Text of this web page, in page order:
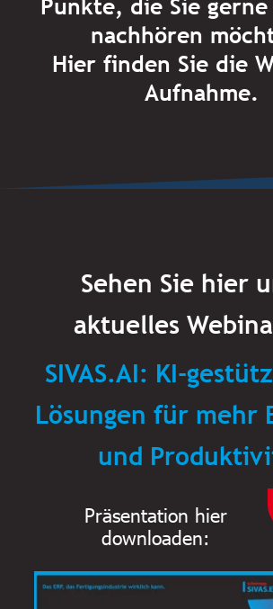
Punkte, die Sie
nachhören
Hier finden Sie die
Aufnahme.
Sehen Sie hier
aktuelles
SIVAS.AI: KI-
Lösungen für mehr
und
Präsentation hier
downloaden: